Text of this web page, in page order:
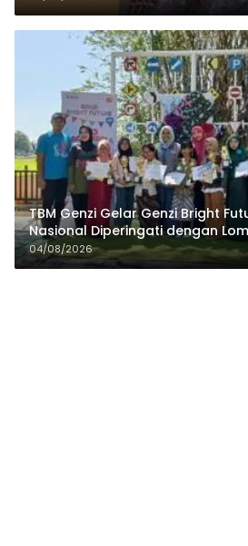
TBM Genzi Gelar Genzi Bright
Nasional Diperingati dengan
Tembang Dolanan
04/08/2026